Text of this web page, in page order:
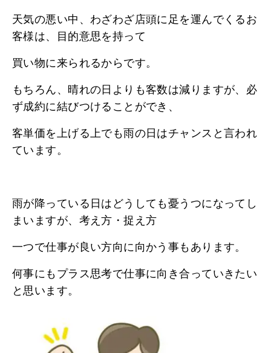
天気の悪い中、わざわざ店頭に足を運んでくるお
客様は、目的意思を持って
買い物に来られるからです。
もちろん、晴れの日よりも客数は減りますが、必
ず成約に結びつけることができ、
客単価を上げる上でも雨の日はチャンスと言われ
ています。
雨が降っている日はどうしても憂うつになってし
まいますが、考え方・捉え方
一つで仕事が良い方向に向かう事もあります。
何事にもプラス思考で仕事に向き合っていきたい
と思います。